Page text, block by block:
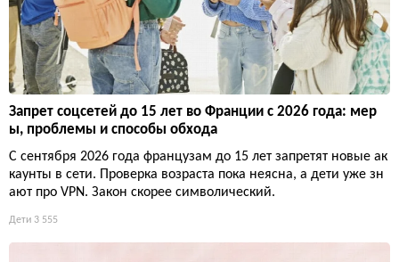
Запрет соцсетей до 15 лет во Франции с 2026 года: мер
ы, проблемы и способы обхода
С сентября 2026 года французам до 15 лет запретят новые ак
каунты в сети. Проверка возраста пока неясна, а дети уже зн
ают про VPN. Закон скорее символический.
Дети 3 555